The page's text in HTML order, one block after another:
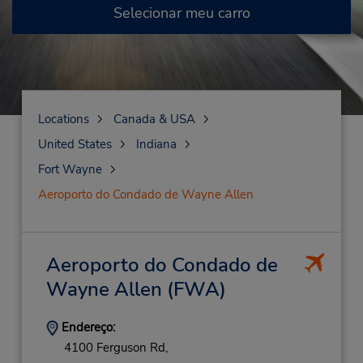
Selecionar meu carro
Locations
Canada & USA
United States
Indiana
Fort Wayne
Aeroporto do Condado de Wayne Allen
Aeroporto do Condado de
Wayne Allen (FWA)
Endereço:
4100 Ferguson Rd,